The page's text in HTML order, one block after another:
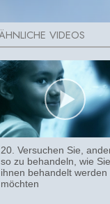
20. Versuchen Sie,
so zu behandeln, wie
ihnen behandelt werden
möchten